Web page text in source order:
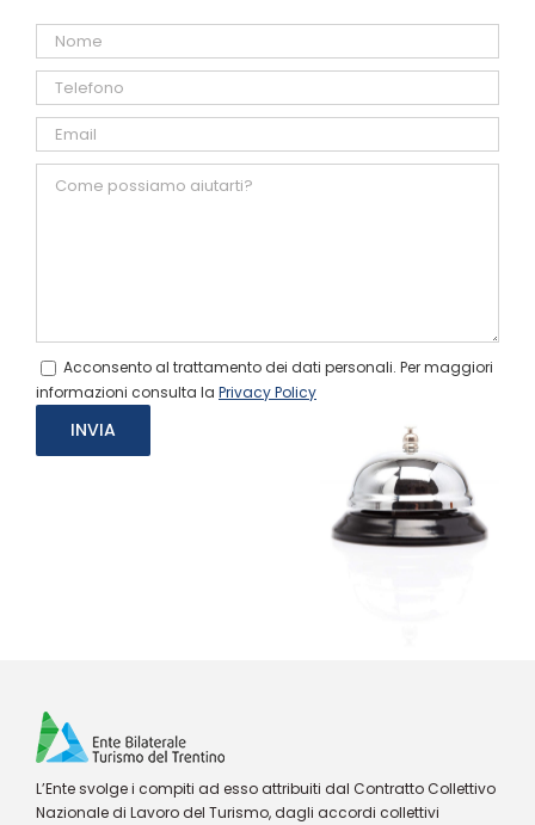
Acconsento al trattamento dei dati personali. Per maggiori
informazioni consulta la Privacy Policy
L’Ente svolge i compiti ad esso attribuiti dal Contratto Collettivo
Nazionale di Lavoro del Turismo, dagli accordi collettivi